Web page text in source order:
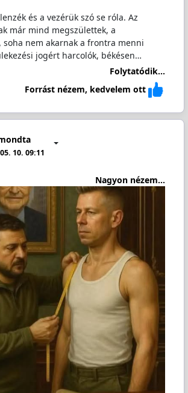
és a vezérük szó se róla. Az
már mind megszülettek, a
nem akarnak a frontra menni
jogért harcolók, békésen…
Folytatódik...
Forrást nézem, kedvelem ott
10. 09:11
Nagyon nézem...